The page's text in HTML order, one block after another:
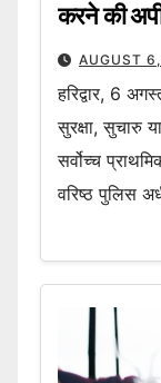
करने की
AUGUST
हरिद्वार, 6
सुरक्षा, सुचारु
सर्वोच्च
वरिष्ठ पुलिस